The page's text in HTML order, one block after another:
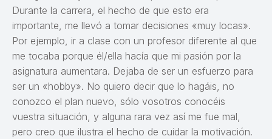
Durante la carrera, el hecho de que esto era
importante, me llevó a tomar decisiones «muy locas».
Por ejemplo, ir a clase con un profesor diferente al que
me tocaba porque él/ella hacía que mi pasión por la
asignatura aumentara. Dejaba de ser un esfuerzo para
ser un «hobby». No quiero decir que lo hagáis, no
conozco el plan nuevo, sólo vosotros conocéis
vuestra situación, y alguna rara vez así me fue mal,
pero creo que ilustra el hecho de cuidar la motivación.